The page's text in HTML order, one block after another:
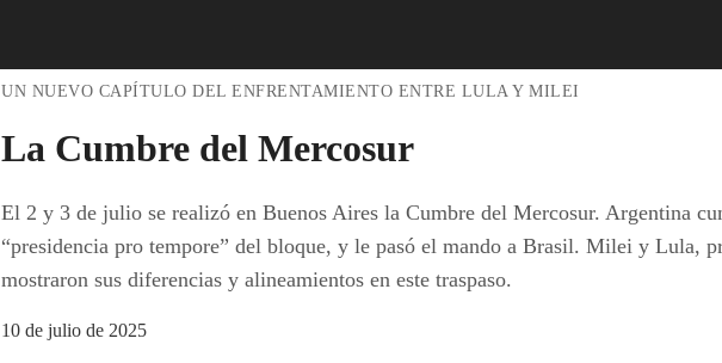
UN NUEVO CAPÍTULO DEL ENFRENTAMIENTO ENTRE LULA Y MILEI
La Cumbre del Mercosur
El 2 y 3 de julio se realizó en Buenos Aires la Cumbre del Mercosur. Argentina
“presidencia pro tempore” del bloque, y le pasó el mando a Brasil. Milei y Lula,
mostraron sus diferencias y alineamientos en este traspaso.
10 de julio de 2025